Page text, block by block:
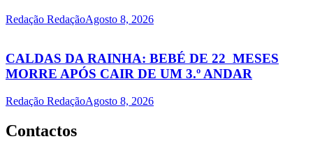
Redação RedaçãoAgosto 8, 2026
CALDAS DA RAINHA: BEBÉ DE 22 MESES
MORRE APÓS CAIR DE UM 3.º ANDAR
Redação RedaçãoAgosto 8, 2026
Contactos